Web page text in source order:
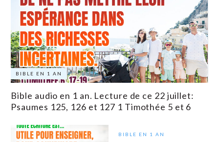
BIBLE EN 1 AN
Bible audio en 1 an. Lecture de ce 22 juillet:
Psaumes 125, 126 et 127 1 Timothée 5 et 6
BIBLE EN 1 AN